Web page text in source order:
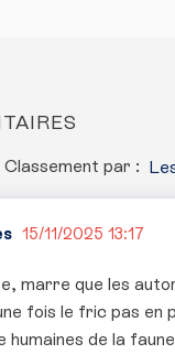
Classement par :
15/11/2025 13:17
marre que les
fois le fric pas en
humaines de la